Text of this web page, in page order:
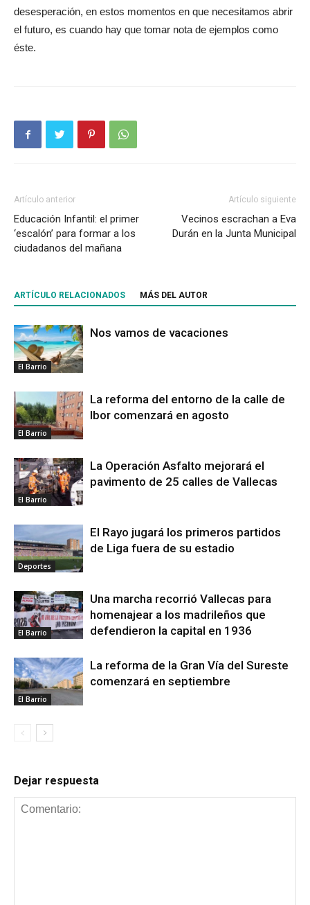
desesperación, en estos momentos en que necesitamos abrir
el futuro, es cuando hay que tomar nota de ejemplos como
éste.
Artículo anterior
Educación Infantil: el primer
‘escalón’ para formar a los
ciudadanos del mañana
Artículo siguiente
Vecinos escrachan a Eva
Durán en la Junta Municipal
ARTÍCULO RELACIONADOS MÁS DEL AUTOR
El Barrio
Nos vamos de vacaciones
El Barrio
La reforma del entorno de la calle de
Ibor comenzará en agosto
El Barrio
La Operación Asfalto mejorará el
pavimento de 25 calles de Vallecas
Deportes
El Rayo jugará los primeros partidos
de Liga fuera de su estadio
El Barrio
Una marcha recorrió Vallecas para
homenajear a los madrileños que
defendieron la capital en 1936
El Barrio
La reforma de la Gran Vía del Sureste
comenzará en septiembre
Dejar respuesta